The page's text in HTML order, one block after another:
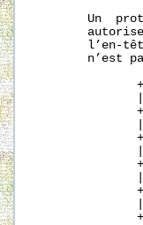
Un
l’en-
n’est